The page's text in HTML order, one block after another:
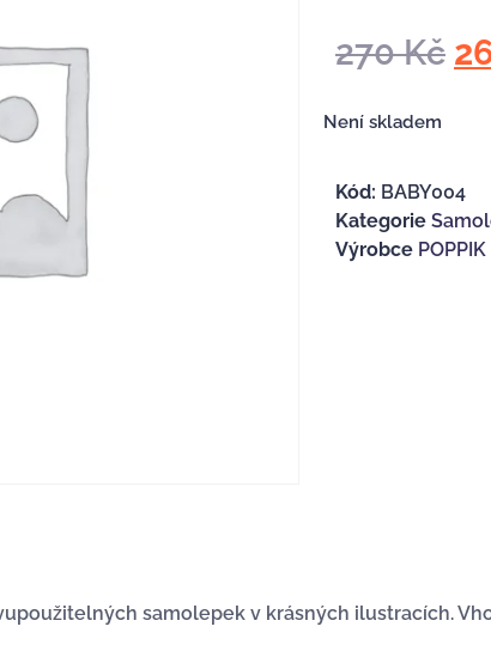
270Kč
Není skladem
Kód: BABY004
Kategorie
Výrobce POPPIK
samolepek v krásných ilustracích.